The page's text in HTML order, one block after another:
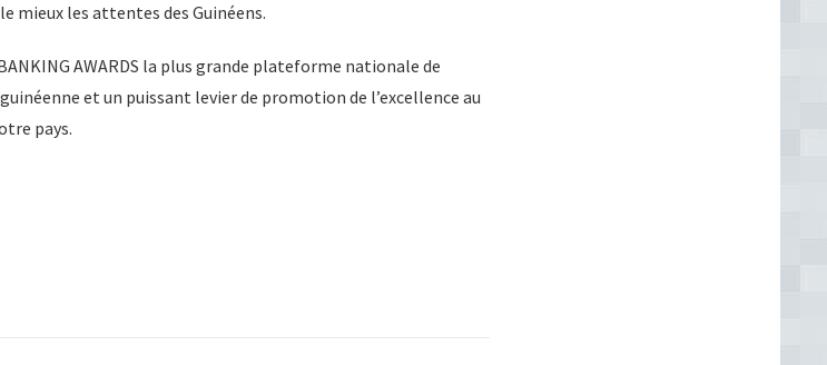
mieux les attentes des Guinéens.
AWARDS la plus grande plateforme nationale de
et un puissant levier de promotion de l’excellence au
pays.